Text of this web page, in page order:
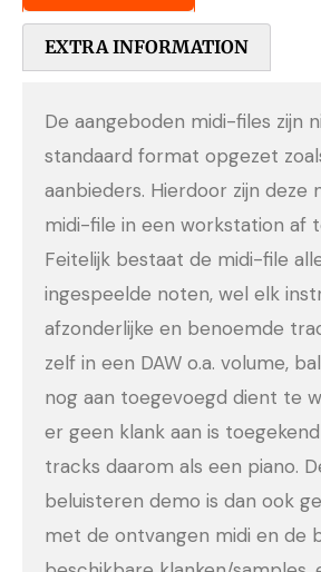
EXTRA INFORMATION
De aangeboden midi-files zijn
standaard format opgezet
aanbieders. Hierdoor zijn deze
midi-file in een workstation af
Feitelijk bestaat de midi-file
ingespeelde noten, wel elk
afzonderlijke en benoemde
zelf in een DAW o.a. volume,
nog aan toegevoegd dient te
er geen klank aan is
tracks daarom als een piano.
beluisteren demo is dan ook
met de ontvangen midi en de